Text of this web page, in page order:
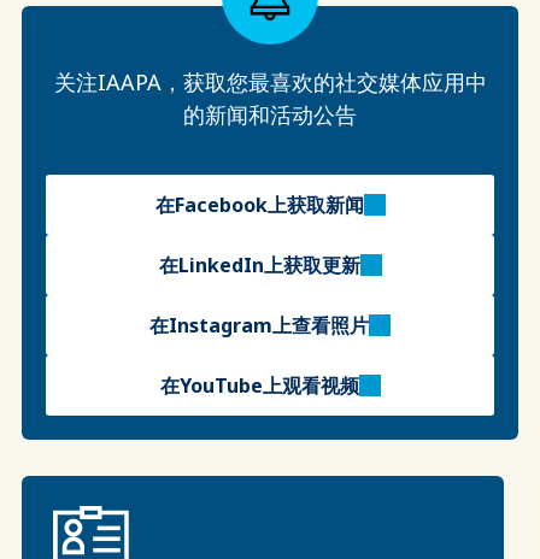
关注IAAPA，获取您最喜欢的社交媒体应用中
的新闻和活动公告
在Facebook上获取新闻
在LinkedIn上获取更新
在Instagram上查看照片
在YouTube上观看视频